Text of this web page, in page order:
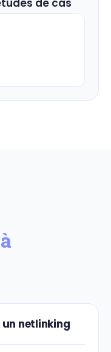
de cas
à
un netlinking